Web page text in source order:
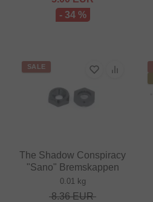
- 34 %
SALE
The Shadow Conspiracy
"Sano" Bremskappen
0.01 kg
8.36EUR